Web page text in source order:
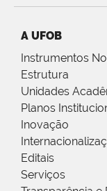
A UFOB
Instrumentos
Estrutura
Unidades
Planos
Inovação
Editais
Serviços